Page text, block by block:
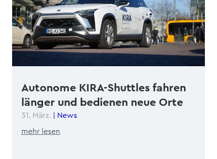
Autonome KIRA-Shuttles fahren
länger und bedienen neue Orte
31. März. News
mehr lesen